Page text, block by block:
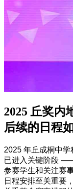
2025 丘奖内
后续的日程
2025 年丘成桐中
已进入关键阶段
参赛学生和关注赛
日程安排至关重要